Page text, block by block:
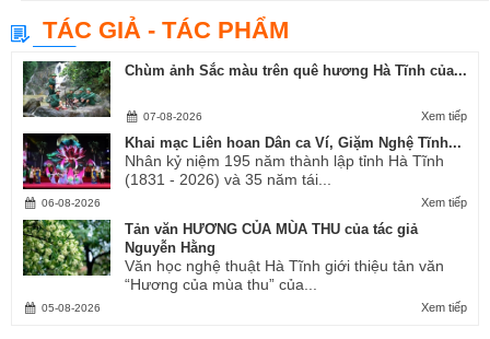
TÁC GIẢ - TÁC PHẨM
Chùm ảnh Sắc màu trên quê hương Hà Tĩnh của...
Xem tiếp
07-08-2026
Khai mạc Liên hoan Dân ca Ví, Giặm Nghệ Tĩnh...
Nhân kỷ niệm 195 năm thành lập tỉnh Hà Tĩnh
(1831 - 2026) và 35 năm tái...
Xem tiếp
06-08-2026
Tản văn HƯƠNG CỦA MÙA THU của tác giả
Nguyễn Hằng
Văn học nghệ thuật Hà Tĩnh giới thiệu tản văn
“Hương của mùa thu” của...
Xem tiếp
05-08-2026